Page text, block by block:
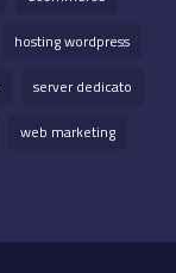
hosting wordpress
server dedicato
web marketing